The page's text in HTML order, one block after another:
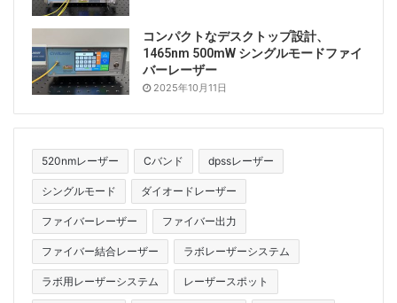
コンパクトなデスクトップ設計、
1465nm 500mW シングルモードファイ
バーレーザー
2025年10月11日
520nmレーザー Cバンド dpssレーザー
シングルモード ダイオードレーザー
ファイバーレーザー ファイバー出力
ファイバー結合レーザー ラボレーザーシステム
ラボ用レーザーシステム レーザースポット